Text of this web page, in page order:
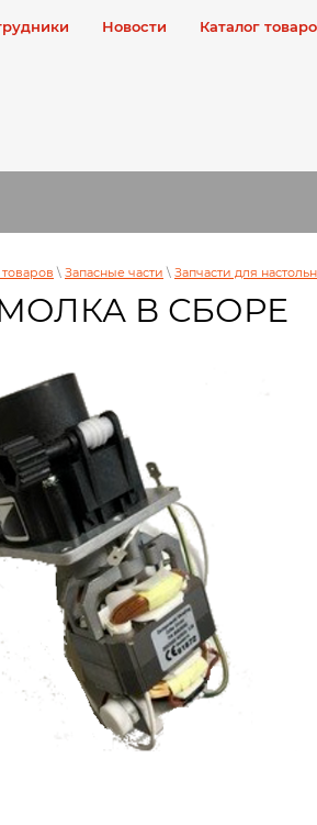
Новости Каталог
товаров \ Запасные части \ Запчасти для
В СБОРЕ